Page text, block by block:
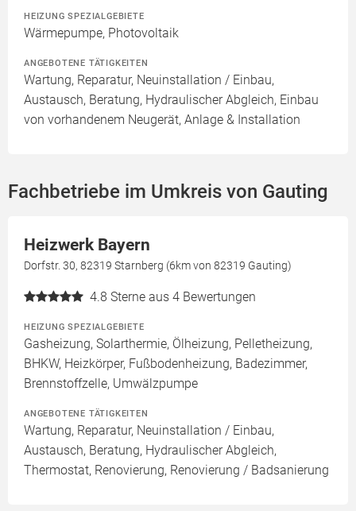
HEIZUNG SPEZIALGEBIETE
Wärmepumpe, Photovoltaik
ANGEBOTENE TÄTIGKEITEN
Wartung, Reparatur, Neuinstallation / Einbau,
Austausch, Beratung, Hydraulischer Abgleich, Einbau
von vorhandenem Neugerät, Anlage & Installation
Fachbetriebe im Umkreis von Gauting
Heizwerk Bayern
Dorfstr. 30, 82319 Starnberg (6km von 82319 Gauting)
4.8 Sterne aus 4 Bewertungen
HEIZUNG SPEZIALGEBIETE
Gasheizung, Solarthermie, Ölheizung, Pelletheizung,
BHKW, Heizkörper, Fußbodenheizung, Badezimmer,
Brennstoffzelle, Umwälzpumpe
ANGEBOTENE TÄTIGKEITEN
Wartung, Reparatur, Neuinstallation / Einbau,
Austausch, Beratung, Hydraulischer Abgleich,
Thermostat, Renovierung, Renovierung / Badsanierung